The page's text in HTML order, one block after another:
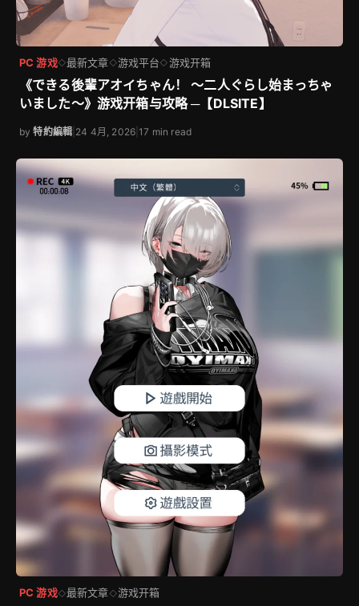
PC 游戏◇最新文章◇游戏平台◇游戏开箱
《できる後輩アオイちゃん！ ～二人ぐらし始まっちゃ
いました～》游戏开箱与攻略 ─【DLSITE】
by特約編輯 24 4月, 2026 |17 min read
PC 游戏◇最新文章◇游戏开箱